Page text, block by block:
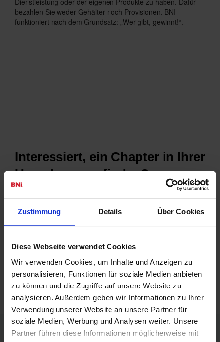
Zustimmung Details Über Cookies
Diese Webseite verwendet Cookies
Wir verwenden Cookies, um Inhalte und Anzeigen zu
personalisieren, Funktionen für soziale Medien anbieten
zu können und die Zugriffe auf unsere Website zu
analysieren. Außerdem geben wir Informationen zu Ihrer
Verwendung unserer Website an unsere Partner für
soziale Medien, Werbung und Analysen weiter. Unsere
Partner führen diese Informationen möglicherweise mit
Dienstleistung oder der eigenen Produkte zu haben. Dafür
bezahlen Sie weder Gehälter noch Provisionen. BNI
funktioniert nach dem Grundsatz: „Wer gibt, gewinnt!“.
Interessiert, ein Chapter in Ihrer
Umgebung zu finden?
Der beste Weg, mehr über BNI und die Arbeitsweise zu
erfahren ist der Besuch eines lokalen
Frühstücksmeetings.
Mitgliedschaft in einem Chapter inIhrer Regionnutzen
können.